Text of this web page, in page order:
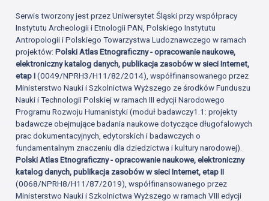
Serwis tworzony jest przez Uniwersytet Śląski przy współpracy
Instytutu Archeologii i Etnologii PAN, Polskiego Instytutu
Antropologii i Polskiego Towarzystwa Ludoznawczego w ramach
projektów:Polski Atlas Etnograficzny - opracowanie naukowe,
elektroniczny katalog danych, publikacja zasobów w sieci Internet,
etap I(0049/NPRH3/H11/82/2014), współfinansowanego przez
Ministerstwo Nauki i Szkolnictwa Wyższego ze środków Funduszu
Nauki i Technologii Polskiej w ramach III edycji Narodowego
Programu Rozwoju Humanistyki (moduł badawczy1.1: projekty
badawcze obejmujące badania naukowe dotyczące długofalowych
prac dokumentacyjnych, edytorskich i badawczych o
fundamentalnym znaczeniu dla dziedzictwa i kultury narodowej).
Polski Atlas Etnograficzny - opracowanie naukowe, elektroniczny
katalog danych, publikacja zasobów w sieci Internet, etap II
(0068/NPRH8/H11/87/2019), współfinansowanego przez
Ministerstwo Nauki i Szkolnictwa Wyższego w ramach VIII edycji